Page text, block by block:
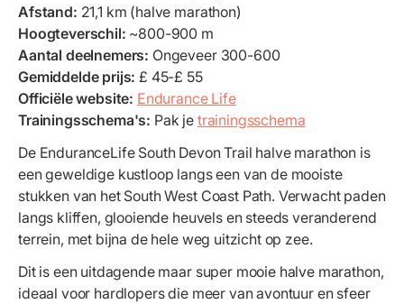
Afstand: 21,1 km (halve marathon)
Hoogteverschil: ~800-900 m
Aantal deelnemers: Ongeveer 300-600
Gemiddelde prijs: £ 45-£ 55
Officiële website: Endurance Life
Trainingsschema's: Pak je trainingsschema
De EnduranceLife South Devon Trail halve marathon is
een geweldige kustloop langs een van de mooiste
stukken van het South West Coast Path. Verwacht paden
langs kliffen, glooiende heuvels en steeds veranderend
terrein, met bijna de hele weg uitzicht op zee.
Dit is een uitdagende maar super mooie halve marathon,
ideaal voor hardlopers die meer van avontuur en sfeer